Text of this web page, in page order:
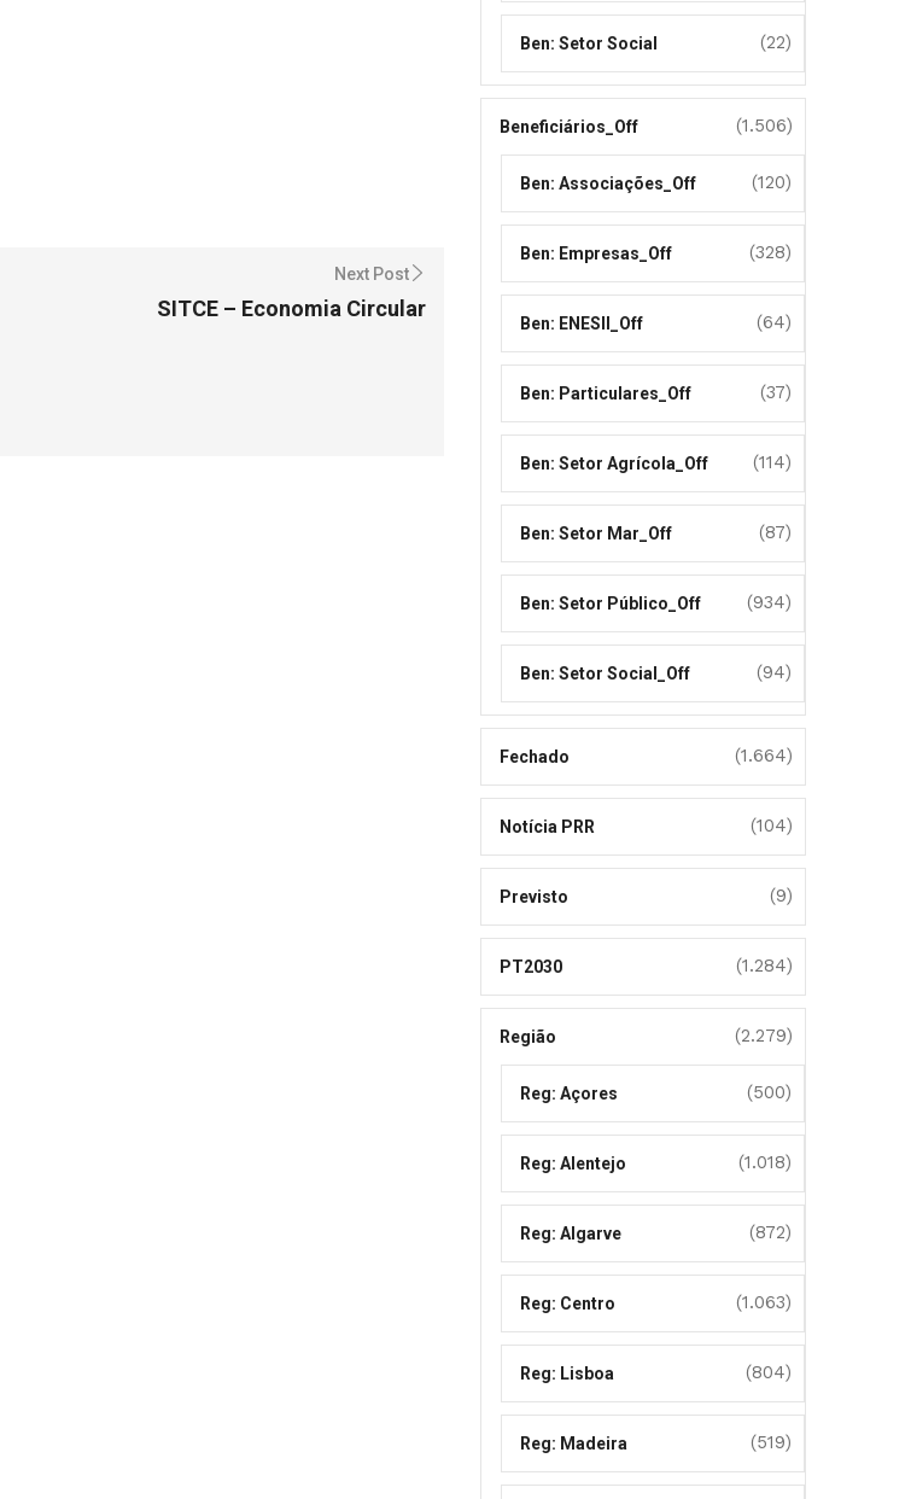
Next Post
SITCE – Economia Circular
Ben: Setor Social (22)
Beneficiários_Off (1.506)
Ben: Associações_Off (120)
Ben: Empresas_Off (328)
Ben: ENESII_Off (64)
Ben: Particulares_Off (37)
Ben: Setor Agrícola_Off (114)
Ben: Setor Mar_Off (87)
Ben: Setor Público_Off (934)
Ben: Setor Social_Off (94)
Fechado (1.664)
Notícia PRR (104)
Previsto (9)
PT2030 (1.284)
Região (2.279)
Reg: Açores (500)
Reg: Alentejo (1.018)
Reg: Algarve (872)
Reg: Centro (1.063)
Reg: Lisboa (804)
Reg: Madeira (519)